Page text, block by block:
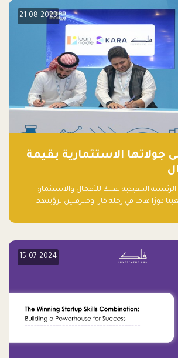
21-08-2023
جولاتها الاستثمارية بقيمة
التنفيذية لفلك للأعمال والاستثمار:
دورًا هاما في رحلة كارا ومترقبين لرؤيتهم
إنه جيد أيضًا للأعمال”.
15-07-2024